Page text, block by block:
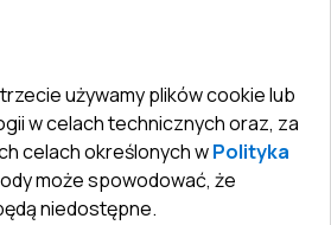
29/8, 61-806 Poznań
używamy plików cookie lub
w celach technicznych oraz, za
celach określonych wPolityka
może spowodować, że
niedostępne.